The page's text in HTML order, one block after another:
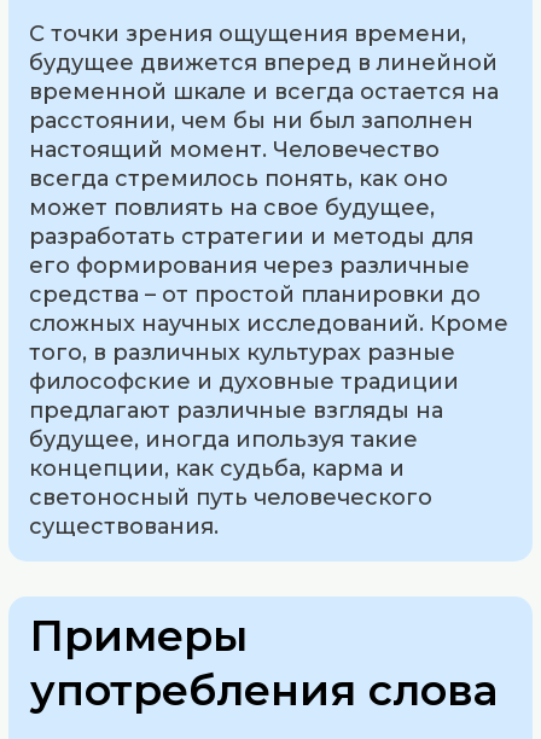
С точки зрения ощущения времени,
будущее движется вперед в линейной
временной шкале и всегда остается на
расстоянии, чем бы ни был заполнен
настоящий момент. Человечество
всегда стремилось понять, как оно
может повлиять на свое будущее,
разработать стратегии и методы для
его формирования через различные
средства – от простой планировки до
сложных научных исследований. Кроме
того, в различных культурах разные
философские и духовные традиции
предлагают различные взгляды на
будущее, иногда ипользуя такие
концепции, как судьба, карма и
светоносный путь человеческого
существования.
Примеры
употребления слова